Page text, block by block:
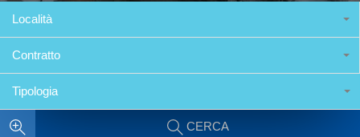
Località
Contratto
Tipologia
CERCA